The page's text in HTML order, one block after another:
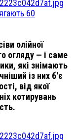
60
олійної
огляду — і саме
які знімають
із них б'є
від якої
котирувань